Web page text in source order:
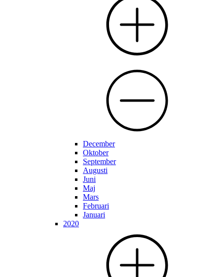
December
Oktober
September
Augusti
Juni
Maj
Mars
Februari
Januari
2020